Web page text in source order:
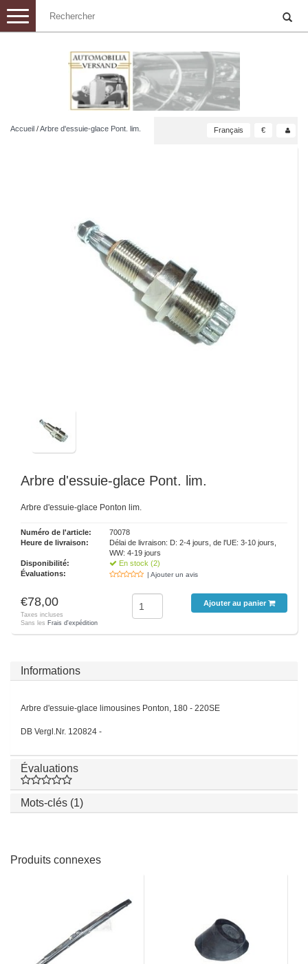
Toggle
navigation
Accueil /Arbre d'essuie-glace Pont. lim. Français €
Arbre d'essuie-glace Pont. lim.
Arbre d'essuie-glace Ponton lim.
Numéro de l'article:
70078
Heure de livraison:
Délai de livraison: D: 2-4 jours, de l'UE: 3-10 jours,
WW: 4-19 jours
Disponibilité:
En stock (2)
Évaluations:
| Ajouter un avis
€78,00
Taxes incluses
Sans les Frais d'expédition
Ajouter au panier
Informations
Arbre d'essuie-glace limousines Ponton, 180 - 220SE
DB Vergl.Nr. 120824 -
Évaluations
Mots-clés (1)
Produits connexes